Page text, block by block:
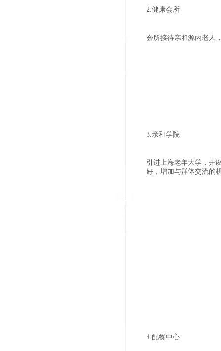
2.健康会所
会所接待亲和源内老人
3.亲和学院
引进上海老年大学， 开
好，增加与群体交流的
4.配餐中心